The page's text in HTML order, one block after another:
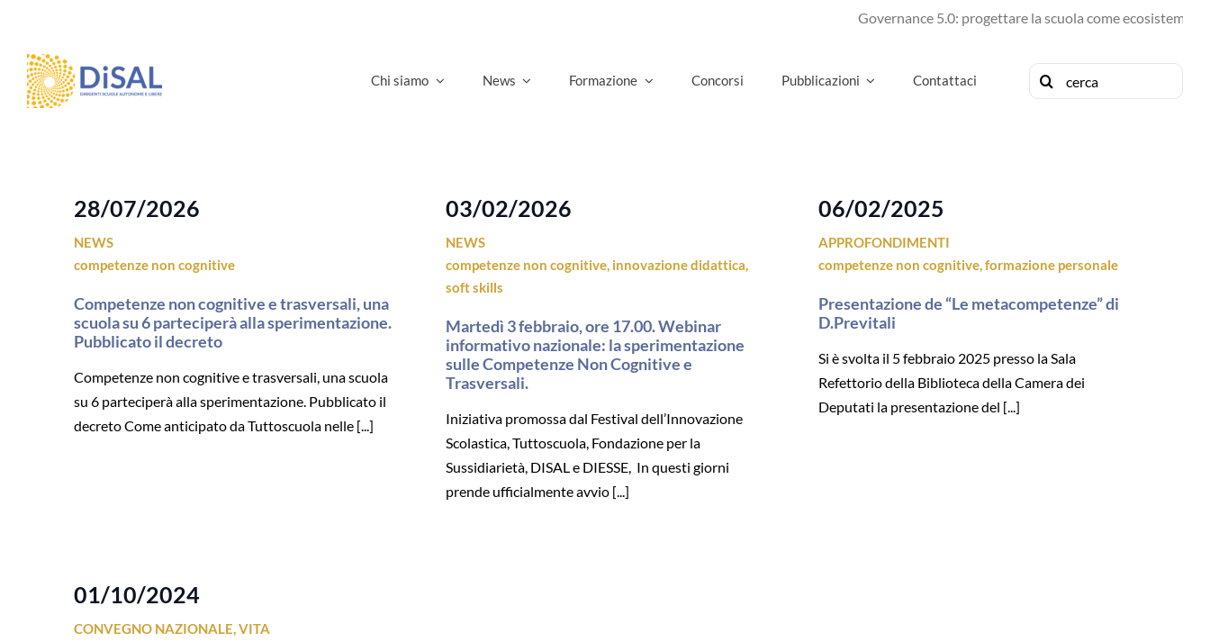
contenuto
Governance 5.0: progettare la scuola come ecosistema di
Chi siamo News Formazione Concorsi Pubblicazioni Contattaci
Cerca
per:
28/07/2026
NEWS
competenze non cognitive
Competenze non cognitive e trasversali, una
scuola su 6 parteciperà alla sperimentazione.
Pubblicato il decreto
Competenze non cognitive e trasversali, una scuola
su 6 parteciperà alla sperimentazione. Pubblicato il
decreto Come anticipato da Tuttoscuola nelle [...]
03/02/2026
NEWS
competenze non cognitive, innovazione didattica,
soft skills
Martedì 3 febbraio, ore 17.00. Webinar
informativo nazionale: la sperimentazione
sulle Competenze Non Cognitive e
Trasversali.
Iniziativa promossa dal Festival dell’Innovazione
Scolastica, Tuttoscuola, Fondazione per la
Sussidiarietà, DISAL e DIESSE, In questi giorni
prende ufficialmente avvio [...]
06/02/2025
APPROFONDIMENTI
competenze non cognitive,formazione personale
Presentazione de “Le metacompetenze” di
D.Previtali
Si è svolta il 5 febbraio 2025 presso la Sala
Refettorio della Biblioteca della Camera dei
Deputati la presentazione del [...]
01/10/2024
CONVEGNO NAZIONALE,VITA